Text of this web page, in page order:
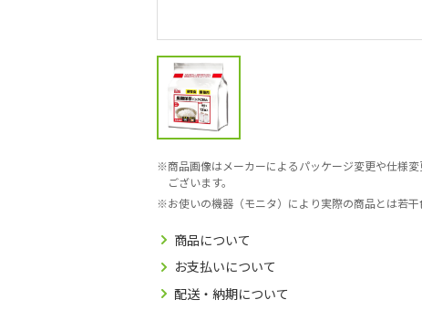
商品画像はメーカーによるパッケージ変更や仕様
ございます。
お使いの機器（モニタ）により実際の商品とは若干
商品について
お支払いについて
配送・納期について